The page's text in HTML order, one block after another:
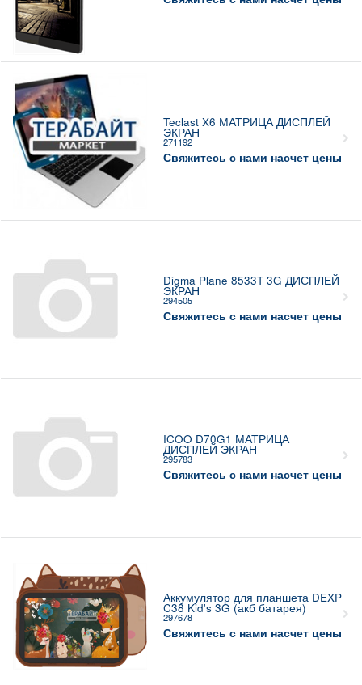
Teclast X6 МАТРИЦА ДИСПЛЕЙ
ЭКРАН
271192
Свяжитесь с нами насчет цены
Digma Plane 8533T 3G ДИСПЛЕЙ
ЭКРАН
294505
Свяжитесь с нами насчет цены
ICOO D70G1 МАТРИЦА
ДИСПЛЕЙ ЭКРАН
295783
Свяжитесь с нами насчет цены
Аккумулятор для планшета DEXP
C38 Kid's 3G (акб батарея)
297678
Свяжитесь с нами насчет цены